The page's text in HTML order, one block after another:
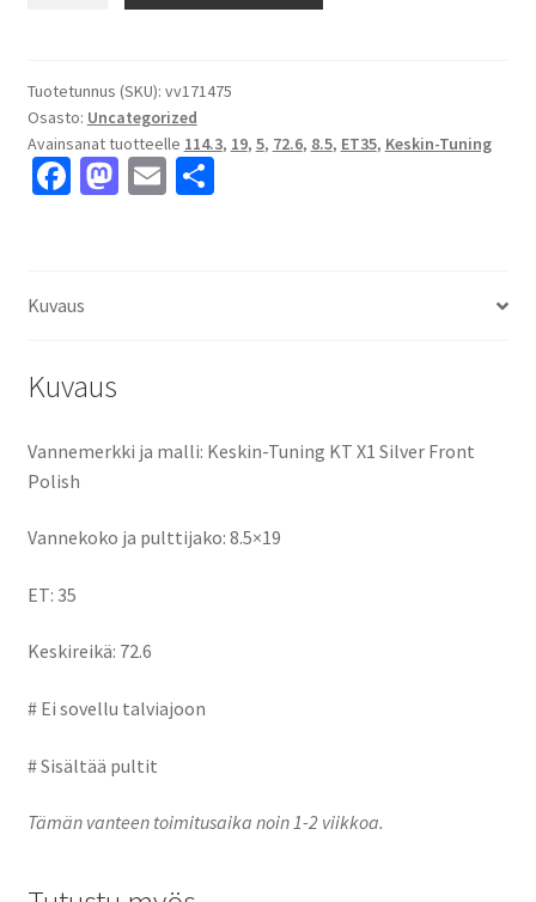
Silver
Front
Polish
8.5x19"
määrä
Tuotetunnus (SKU): vv171475
Osasto: Uncategorized
Avainsanat tuotteelle 114.3, 19, 5, 72.6, 8.5, ET35, Keskin-Tuning
Fa
o
M E S
Kuvaus
Kuvaus
Vannemerkki ja malli: Keskin-Tuning KT X1 Silver Front
Polish
Vannekoko ja pulttijako: 8.5×19
ET: 35
Keskireikä: 72.6
# Ei sovellu talviajoon
# Sisältää pultit
Tämän vanteen toimitusaika noin 1-2 viikkoa.